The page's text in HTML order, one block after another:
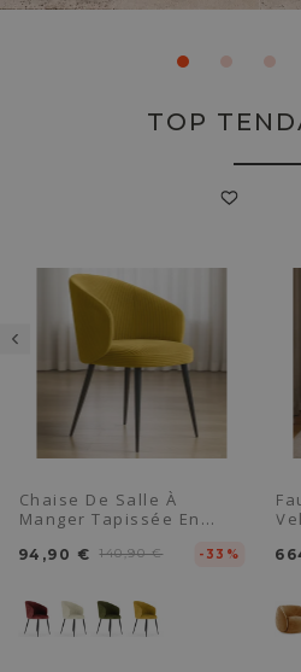
TOP
Chaise De Salle À
Manger Tapissée En
94,90 € 140,90 € -33%